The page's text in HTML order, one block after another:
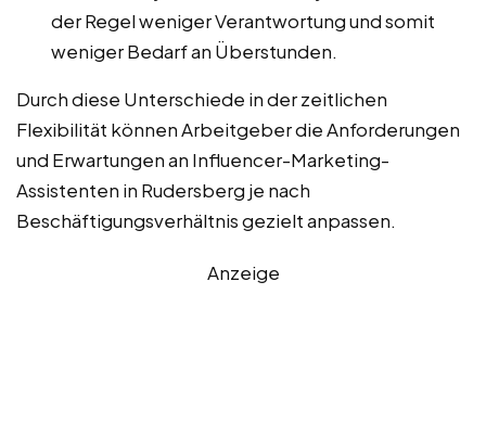
der Regel weniger Verantwortung und somit
weniger Bedarf an Überstunden.
Durch diese Unterschiede in der zeitlichen
Flexibilität können Arbeitgeber die Anforderungen
und Erwartungen an Influencer-Marketing-
Assistenten in Rudersberg je nach
Beschäftigungsverhältnis gezielt anpassen.
Anzeige